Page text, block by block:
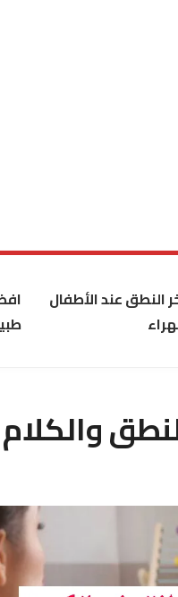
النطق عند الأطفال
والكلام